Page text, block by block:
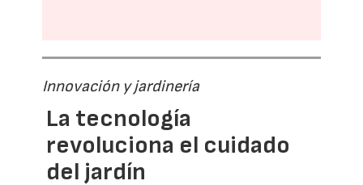
Innovación y jardinería
La tecnología
revoluciona el cuidado
del jardín